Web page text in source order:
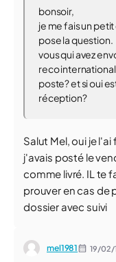
bonsoir,
je me fais un
pose la question.
vous qui avez
reco international
poste? et si oui
réception?
Salut Mel, oui je
j'avais posté le
comme livré. IL te
prouver en cas de
dossier avec suivi
mel1981 19/02/